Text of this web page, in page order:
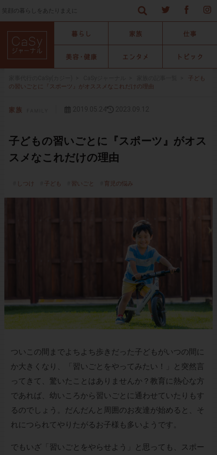
笑顔の暮らしをあたりまえに
子ども
の習いごとに『スポーツ』がオススメなこれだけの理由
子どもの習いごとに『スポーツ』がオス
スメなこれだけの理由
しつけ 子ども 習いごと 育児の悩み
ついこの間までよちよち歩きだった子どもがいつの間に
か大きくなり、「習いごとをやってみたい！」と突然言
ってきて、驚いたことはありませんか？教育に熱心な方
であれば、幼いころから習いごとに通わせていたりもす
るのでしょう。だんだんと周囲のお友達が始めると、そ
れにつられてやりたがるお子様も多いようです。
でもいざ「習いごとをやらせよう」と思っても、スポー